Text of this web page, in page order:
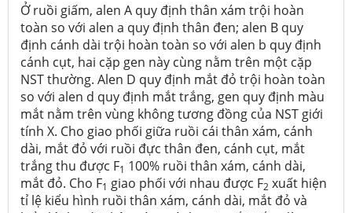
Ở ruồi giấm, alen A quy định thân xám trội hoàn
toàn so với alen a quy định thân đen; alen B quy
định cánh dài trội hoàn toàn so với alen b quy định
cánh cụt, hai cặp gen này cùng nằm trên một cặp
NST thường. Alen D quy định mắt đỏ trội hoàn toàn
so với alen d quy định mắt trắng, gen quy định màu
mắt nằm trên vùng không tương đồng của NST giới
tính X. Cho giao phối giữa ruồi cái thân xám, cánh
dài, mắt đỏ với ruồi đực thân đen, cánh cụt, mắt
trắng thu được F1 100% ruồi thân xám, cánh dài,
mắt đỏ. Cho F1 giao phối với nhau được F2 xuất hiện
tỉ lệ kiểu hình ruồi thân xám, cánh dài, mắt đỏ và